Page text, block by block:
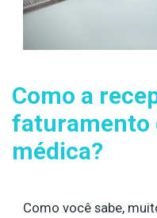
Como a
faturamento
médica?
Como você sabe,